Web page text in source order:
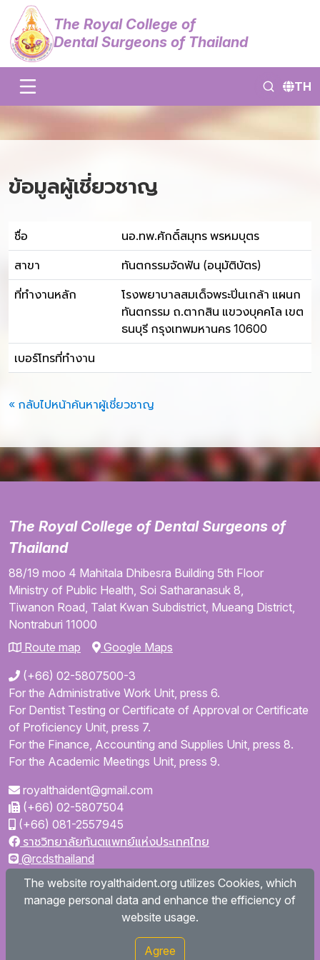
The Royal College of
Dental Surgeons of Thailand
TH
ข้อมูลผู้เชี่ยวชาญ
ชื่อ นอ.ทพ.ศักดิ์สมุทร พรหมบุตร
สาขา ทันตกรรมจัดฟัน (อนุมัติบัตร)
ที่ทำงานหลัก
โรงพยาบาลสมเด็จพระปิ่นเกล้า แผนก
ทันตกรรม ถ.ตากสิน แขวงบุคคโล เขต
ธนบุรี กรุงเทพมหานคร 10600
เบอร์โทรที่ทำงาน
« กลับไปหน้าค้นหาผู้เชี่ยวชาญ
The Royal College of Dental Surgeons of
Thailand
88/19 moo 4 Mahitala Dhibesra Building 5th Floor
Ministry of Public Health, Soi Satharanasuk 8,
Tiwanon Road, Talat Kwan Subdistrict, Mueang District,
Nontraburi 11000
Route map
Google Maps
(+66) 02-5807500-3
For the Administrative Work Unit, press 6.
For Dentist Testing or Certificate of Approval or Certificate
of Proficiency Unit, press 7.
For the Finance, Accounting and Supplies Unit, press 8.
For the Academic Meetings Unit, press 9.
royalthaident@gmail.com
(+66) 02-5807504
(+66) 081-2557945
ราชวิทยาลัยทันตแพทย์แห่งประเทศไทย
@rcdsthailand
royalthaident
Royal College of Dental Surgeons of Thailand
royalthaident.org All rights reserved
The website royalthaident.org utilizes Cookies, which
manage personal data and enhance the efficiency of
website usage.
Agree